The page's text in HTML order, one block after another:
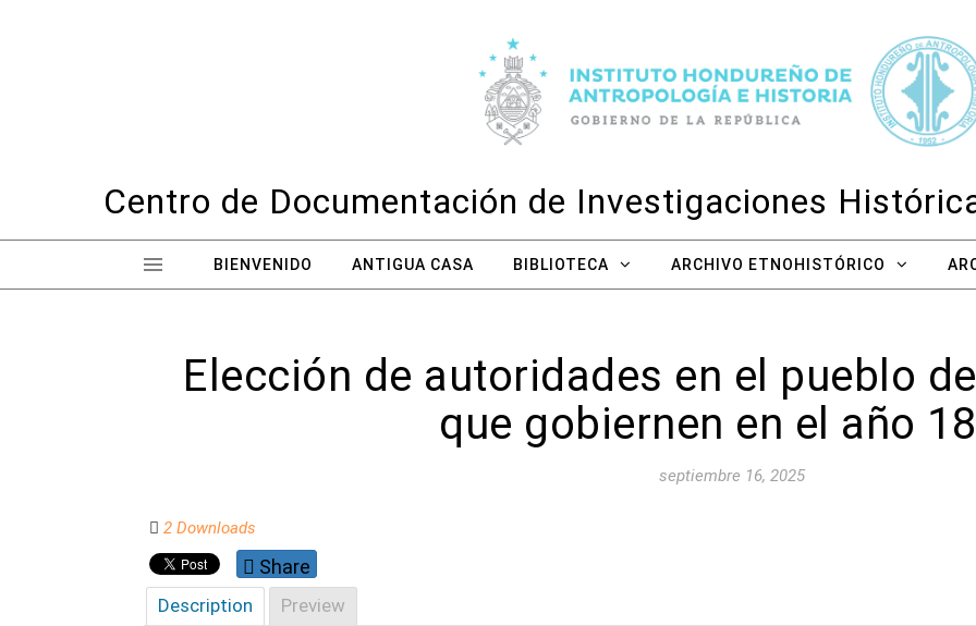
Centro de Documentación de Investigaciones
BIENVENIDO ANTIGUA CASA BIBLIOTECA ARCHIVO ETNOHISTÓRICO
Elección de autoridades en el pueblo
que gobiernen en el año
septiembre 16, 2025
2 Downloads
Share
Description Preview